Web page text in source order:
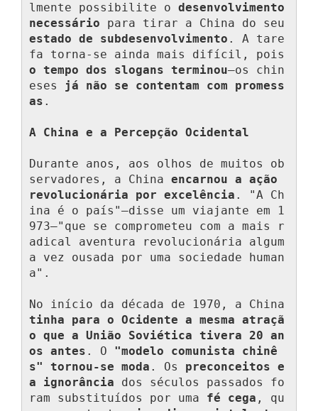
lmente possibilite o desenvolvimento
necessário
estado de subdesenvolvimento . A tare
o tempo dos slogans terminou—os chin
eses
já não se contentam com promess
as .
A China e a Percepção Ocidental
Durante anos, aos olhos de muitos ob
servadores, a China encarnou a ação
revolucionária por excelência . "A Ch
ina é o país"—disse um viajante em 1
973—"que se comprometeu com a mais r
adical aventura revolucionária algum
a vez ousada por uma sociedade human
a".
tinha para o Ocidente a mesma atraçã
o que a União Soviética tivera 20 an
os antes . O "modelo comunista chinê
s" tornou-se moda . Os preconceitos e
a ignorância dos séculos passados fo
ram substituídos por uma fé cega , qu